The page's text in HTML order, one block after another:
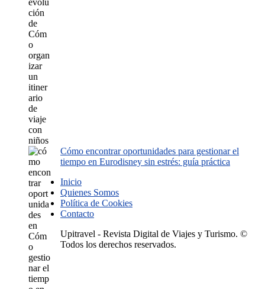
Cómo encontrar oportunidades para gestionar el
tiempo en Eurodisney sin estrés: guía práctica
Inicio
Quienes Somos
Política de Cookies
Contacto
Upitravel - Revista Digital de Viajes y Turismo. ©
Todos los derechos reservados.